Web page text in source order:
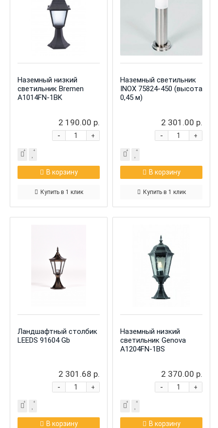
Наземный низкий
светильник Bremen
A1014FN-1BK
2 190.00 р.
+
-
В корзину
Купить в 1 клик
Наземный светильник
INOX 75824-450 (высота
0,45 м)
2 301.00 р.
+
-
В корзину
Купить в 1 клик
Ландшафтный столбик
LEEDS 91604 Gb
2 301.68 р.
+
-
В корзину
Наземный низкий
светильник Genova
A1204FN-1BS
2 370.00 р.
+
-
В корзину